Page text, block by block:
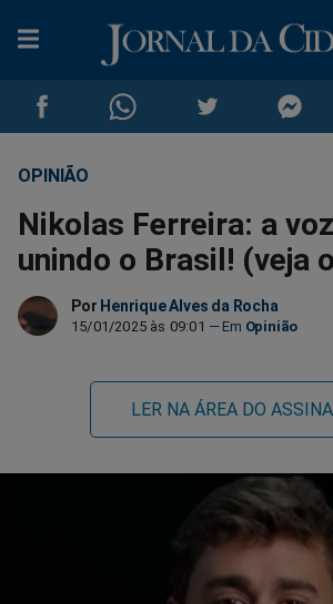
Compartilhar
no
Facebook
Compartilhar
no
Whatsapp
no
Twitter
no
OPINIÃO
Nikolas Ferreira: a
unindo o Brasil! (veja
Por Henrique Alves da Rocha
15/01/2025 às 09:01 Opinião
LER NA ÁREA DO